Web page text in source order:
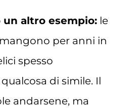
un altro esempio: le
per anni in
spesso
di simile. Il
andarsene, ma